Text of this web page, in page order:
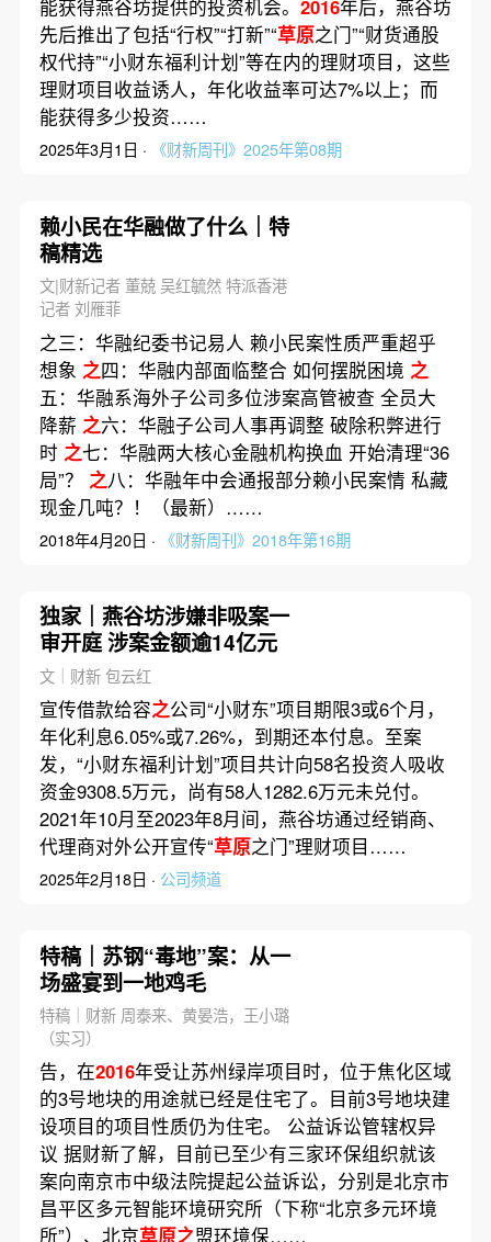
能获得燕谷坊提供的投资机会。 2016年后，燕谷坊
先后推出了包括“行权”“打新”“草原之门”“财货通股
权代持”“小财东福利计划”等在内的理财项目，这些
理财项目收益诱人，年化收益率可达7%以上；而
能获得多少投资……
2025年3月1日 · 《财新周刊》2025年第08期
赖小民在华融做了什么｜特
稿精选
文|财新记者 董兢 吴红毓然 特派香港
记者 刘雁菲
之三：华融纪委书记易人 赖小民案性质严重超乎
想象 之四：华融内部面临整合 如何摆脱困境 之
五：华融系海外子公司多位涉案高管被查 全员大
降薪 之六：华融子公司人事再调整 破除积弊进行
时 之七：华融两大核心金融机构换血 开始清理“36
局”？ 之八：华融年中会通报部分赖小民案情 私藏
现金几吨？！（最新）……
2018年4月20日 · 《财新周刊》2018年第16期
独家｜燕谷坊涉嫌非吸案一
审开庭 涉案金额逾14亿元
文｜财新 包云红
宣传借款给容之公司“小财东”项目期限3或6个月，
年化利息6.05%或7.26%，到期还本付息。至案
发，“小财东福利计划”项目共计向58名投资人吸收
资金9308.5万元，尚有58人1282.6万元未兑付。
2021年10月至2023年8月间，燕谷坊通过经销商、
代理商对外公开宣传“草原之门”理财项目……
2025年2月18日 · 公司频道
特稿｜苏钢“毒地”案：从一
场盛宴到一地鸡毛
特稿｜财新 周泰来、黄晏浩，王小璐
（实习）
告，在2016年受让苏州绿岸项目时，位于焦化区域
的3号地块的用途就已经是住宅了。目前3号地块建
设项目的项目性质仍为住宅。 公益诉讼管辖权异
议 据财新了解，目前已至少有三家环保组织就该
案向南京市中级法院提起公益诉讼，分别是北京市
昌平区多元智能环境研究所（下称“北京多元环境
所”）、北京草原之盟环境保……